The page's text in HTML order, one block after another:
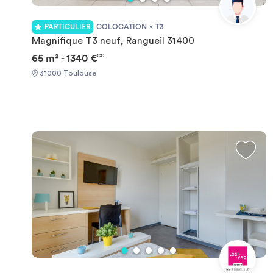
PARTICULIER COLOCATION T3
Magnifique T3 neuf, Rangueil 31400
65 m² - 1340 €CC
31000 Toulouse